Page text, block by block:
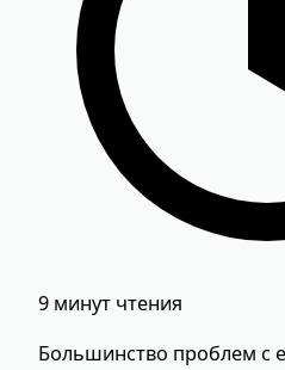
9 минут чтения
Большинство проблем с